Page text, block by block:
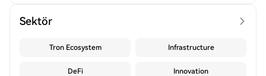
Sektör
Tron Ecosystem Infrastructure
DeFi Innovation